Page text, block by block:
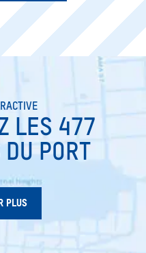
LES 477
PORT
PLUS